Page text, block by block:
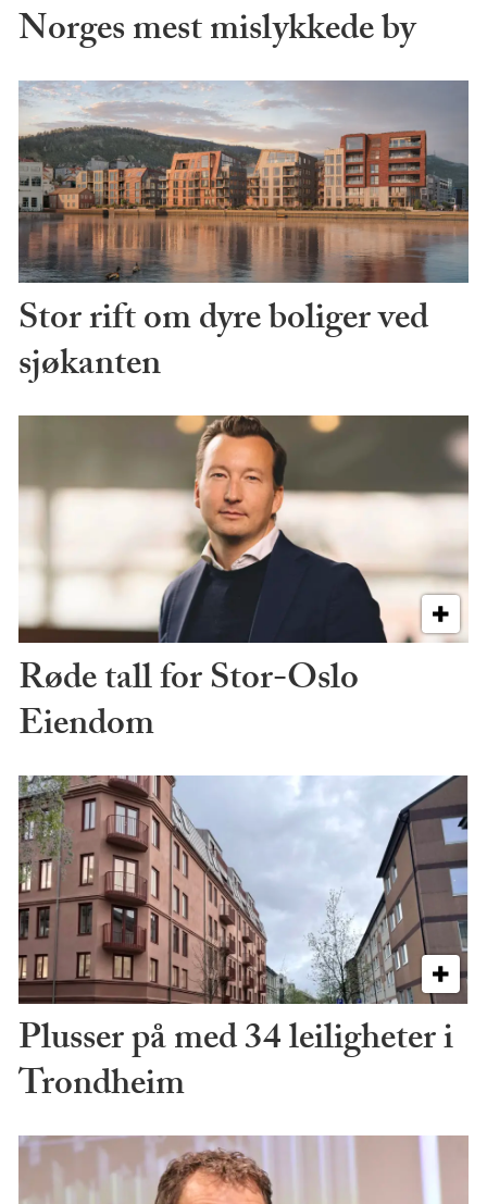
Norges mest mislykkede by
Stor rift om dyre boliger ved
sjøkanten
Røde tall for Stor-Oslo
Eiendom
Plusser på med 34 leiligheter i
Trondheim